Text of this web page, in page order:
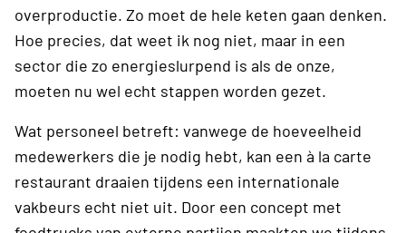
overproductie. Zo moet de hele keten gaan denken.
Hoe precies, dat weet ik nog niet, maar in een
sector die zo energieslurpend is als de onze,
moeten nu wel echt stappen worden gezet.
Wat personeel betreft: vanwege de hoeveelheid
medewerkers die je nodig hebt, kan een à la carte
restaurant draaien tijdens een internationale
vakbeurs echt niet uit. Door een concept met